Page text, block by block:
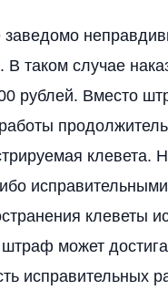
заведомо
В таком случае
рублей. Вместо
клевета.
клеветы
может
исправительных